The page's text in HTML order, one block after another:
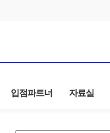
입점파트너 자료실